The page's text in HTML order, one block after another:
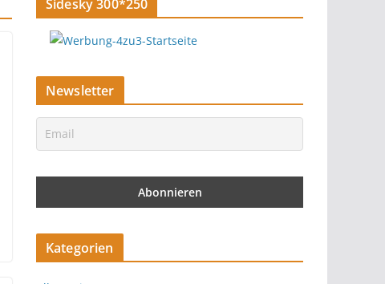
Sidesky 300*250
Newsletter
Kategorien